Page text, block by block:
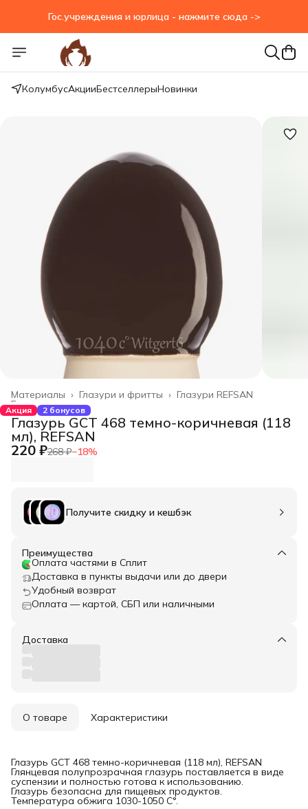
Гос.учреждения и юрлица - нажмите сюда ->
КолумбусАкцииБестселлерыНовинки
Глазури REFSAN
Глазури и фритты ›
Материалы ›
Главная ›
Акция 2 бонусов
Глазурь GCT 468 темно-коричневая (118
мл), REFSAN
220 ₽268 ₽−18%
Получите скидку и кешбэк
Преимущества
Оплата частями в Сплит
Доставка в пункты выдачи или до двери
Удобный возврат
Оплата — картой, СБП или наличными
Доставка
О товаре Характеристики
Глазурь GCT 468 темно-коричневая (118 мл), REFSAN
Глянцевая полупрозрачная глазурь поставляется в виде
суспензии и полностью готова к использованию.
Глазурь безопасна для пищевых продуктов.
Температура обжига 1030-1050 С°.